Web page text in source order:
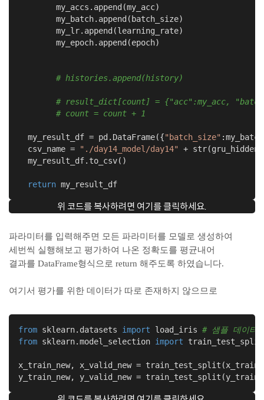
        my_accs.append(my_acc)
        my_batch.append(batch_size)
        my_lr.append(learning_rate)
        my_epoch.append(epoch)
# histories.append(history)
# result_dict[count] = {"acc":my_acc,
# count = count + 1
  my_result_df = pd.DataFrame({
"batch_size"
  csv_name =
"./day14_model/day14"
+
  my_result_df.to_csv()
return my_result_df
위 코드를 복사하려면 여기를 클릭하세요.
파라미터를 입력해주면 모든 파라미터를 모델로 생성하여
세번씩 실행해보고 평가하여 나온 정확도를 평균내어
결과를 DataFrame형식으로 return 해주도록 하였습니다.
여기서 평가를 위한 데이터가 따로 존재하지 않으므로
from sklearn.datasets import load_iris # 샘플 데이터
from sklearn.model_selection import train_test_split
x_train_new, x_valid_new =
y_train_new, y_valid_new =